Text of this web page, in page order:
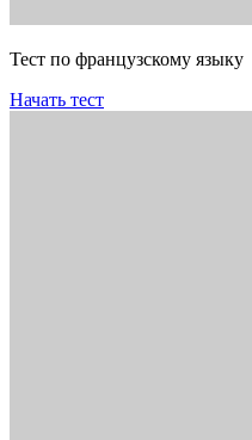
Тест по французскому языку
Начать тест